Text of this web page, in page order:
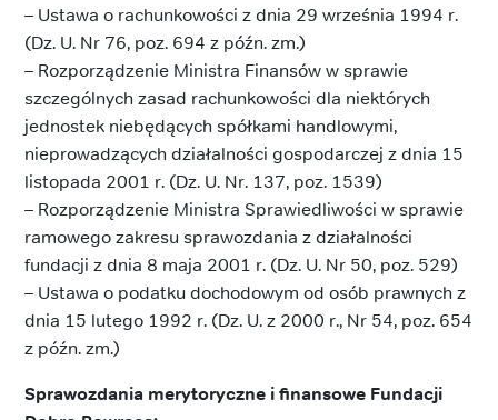
– Ustawa o rachunkowości z dnia 29 września 1994 r.
(Dz. U. Nr 76, poz. 694 z późn. zm.)
– Rozporządzenie Ministra Finansów w sprawie
szczególnych zasad rachunkowości dla niektórych
jednostek niebędących spółkami handlowymi,
nieprowadzących działalności gospodarczej z dnia 15
listopada 2001 r. (Dz. U. Nr. 137, poz. 1539)
– Rozporządzenie Ministra Sprawiedliwości w sprawie
ramowego zakresu sprawozdania z działalności
fundacji z dnia 8 maja 2001 r. (Dz. U. Nr 50, poz. 529)
– Ustawa o podatku dochodowym od osób prawnych z
dnia 15 lutego 1992 r. (Dz. U. z 2000 r., Nr 54, poz. 654
z późn. zm.)
Sprawozdania merytoryczne i finansowe Fundacji